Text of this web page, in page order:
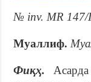
№ inv. MR
Муаллиф.
Фиқҳ.